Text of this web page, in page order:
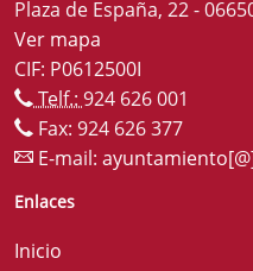
Plaza de España, 22 -
Ver mapa
CIF: P0612500I
Telf.: 924 626 001
Fax: 924 626 377
E-mail:
Enlaces
Inicio